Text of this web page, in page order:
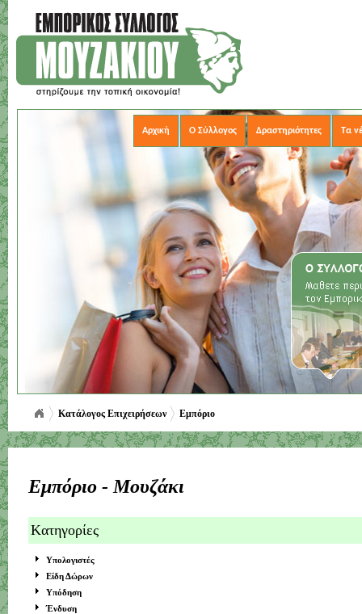
Αρχική Ο Σύλλογος Δραστηριότητες Τα
Κατάλογος Επιχειρήσεων Εμπόριο
Εμπόριο - Μουζάκι
Kατηγορίες
Υπολογιστές
Είδη Δώρων
Υπόδηση
Ένδυση